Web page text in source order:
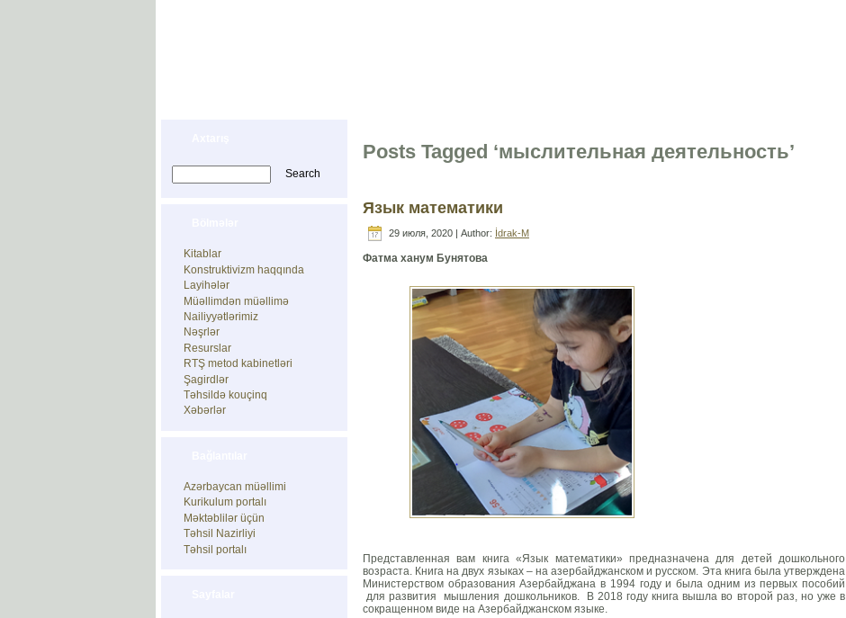
Kitablar
Konstruktivizm haqqında
Layihələr
Müəllimdən müəllimə
Nailiyyətlərimiz
Nəşrlər
Resurslar
RTŞ metod kabinetləri
Şagirdlər
Təhsildə kouçinq
Xəbərlər
Azərbaycan müəllimi
Kurikulum portalı
Məktəblilər üçün
Təhsil Nazirliyi
Təhsil portalı
Posts Tagged ‘мыслительная деятельность’
Язык математики
29 июля, 2020 | Author: İdrak-M
Фатма ханум Бунятова
Представленная вам книга «Язык математики» предназначена для детей дошкольного
возраста. Книга на двух языках – на азербайджанском и русском. Эта книга была утверждена
Министерством образования Азербайджана в 1994 году и была одним из первых пособий
для развития мышления дошкольников. В 2018 году книга вышла во второй раз, но уже в
сокращенном виде на Азербайджанском языке.